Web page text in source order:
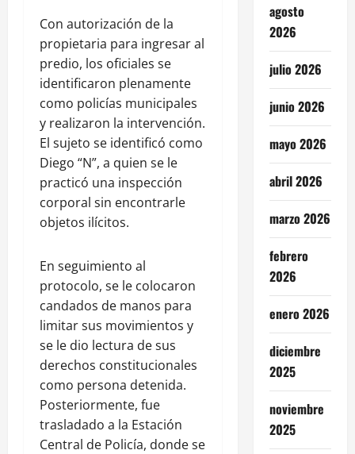
Con autorización de la
propietaria para ingresar al
predio, los oficiales se
identificaron plenamente
como policías municipales
y realizaron la intervención.
El sujeto se identificó como
Diego “N”, a quien se le
practicó una inspección
corporal sin encontrarle
objetos ilícitos.
En seguimiento al
protocolo, se le colocaron
candados de manos para
limitar sus movimientos y
se le dio lectura de sus
derechos constitucionales
como persona detenida.
Posteriormente, fue
trasladado a la Estación
Central de Policía, donde se
agosto
2026
julio 2026
junio 2026
mayo 2026
abril 2026
marzo 2026
febrero
2026
enero 2026
diciembre
2025
noviembre
2025